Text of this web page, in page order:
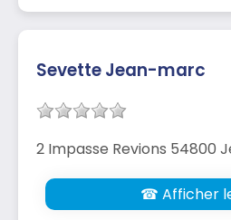
Sevette Jean-marc
2 Impasse Revions 54800
☎ Afficher